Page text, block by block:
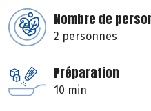
Nombre de
2 personnes
Préparation
10 min